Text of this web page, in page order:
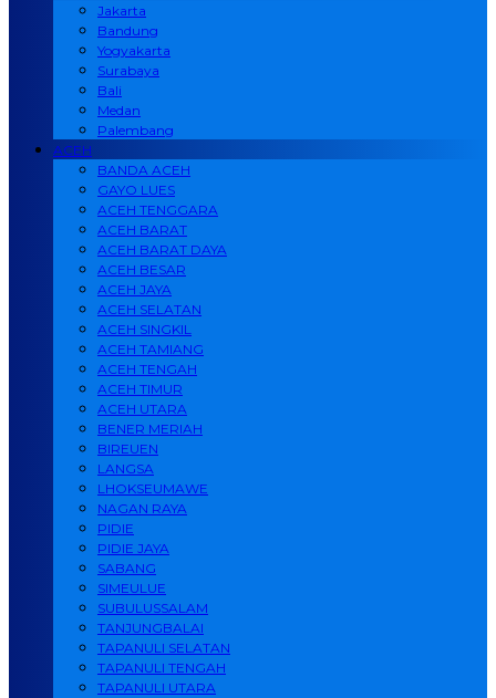
Jakarta
Bandung
Yogyakarta
Surabaya
Bali
Medan
Palembang
ACEH
BANDA ACEH
GAYO LUES
ACEH TENGGARA
ACEH BARAT
ACEH BARAT DAYA
ACEH BESAR
ACEH JAYA
ACEH SELATAN
ACEH SINGKIL
ACEH TAMIANG
ACEH TENGAH
ACEH TIMUR
ACEH UTARA
BENER MERIAH
BIREUEN
LANGSA
LHOKSEUMAWE
NAGAN RAYA
PIDIE
PIDIE JAYA
SABANG
SIMEULUE
SUBULUSSALAM
TANJUNGBALAI
TAPANULI SELATAN
TAPANULI TENGAH
TAPANULI UTARA